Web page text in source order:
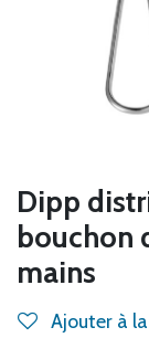
Dipp
bouchon
mains
Ajouter à